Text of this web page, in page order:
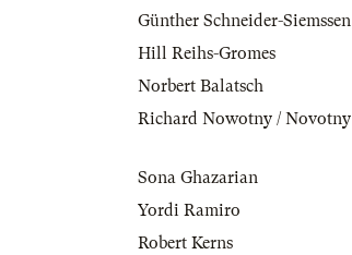
Günther Schneider-Siemssen
Hill Reihs-Gromes
Norbert Balatsch
Richard Nowotny / Novotny
Sona Ghazarian
Yordi Ramiro
Robert Kerns